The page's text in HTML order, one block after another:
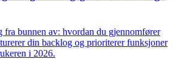
bunnen av: hvordan du gjennomfører
din backlog og prioriterer funksjoner
i 2026.